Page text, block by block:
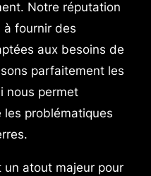
Notre réputation
à fournir des
aux besoins de
parfaitement les
nous permet
les problématiques
atout majeur pour